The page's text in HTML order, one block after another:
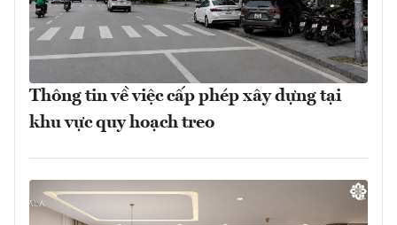
Thông tin về việc cấp phép xây dựng tại
khu vực quy hoạch treo